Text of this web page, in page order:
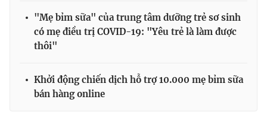
"Mẹ bỉm sữa" của trung tâm dưỡng trẻ sơ sinh
có mẹ điều trị COVID-19: "Yêu trẻ là làm được
thôi"
Khởi động chiến dịch hỗ trợ 10.000 mẹ bỉm sữa
bán hàng online